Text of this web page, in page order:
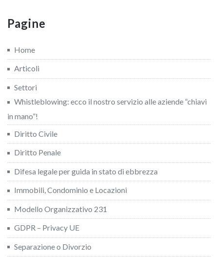
Pagine
Home
Articoli
Settori
Whistleblowing: ecco il nostro servizio alle aziende “chiavi
in mano”!
Diritto Civile
Diritto Penale
Difesa legale per guida in stato di ebbrezza
Immobili, Condominio e Locazioni
Modello Organizzativo 231
GDPR – Privacy UE
Separazione o Divorzio